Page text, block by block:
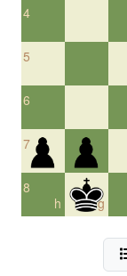
4
5
6
7
h
8
g